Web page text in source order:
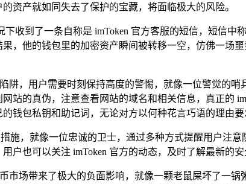
资产就如同失去了保护的宝藏，将面临极大的风险。
下收到了一条自称是 imToken 官方客服的短信，短信
，他的钱包里的加密资产瞬间被转移一空，仿佛一场
阱，用户需要时刻保持高度的警惕，就像一位警觉的
站的真伪，注意查看网站的域名和相关信息，真正的
钱包私钥和助记词，无论对方以何种花言巧语的理由
施，就像一位忠诚的卫士，通过多种方式提醒用户注
户也可以关注 imToken 官方的动态，及时了解最新的
市场带来了极大的负面影响，就像一颗老鼠屎坏了一